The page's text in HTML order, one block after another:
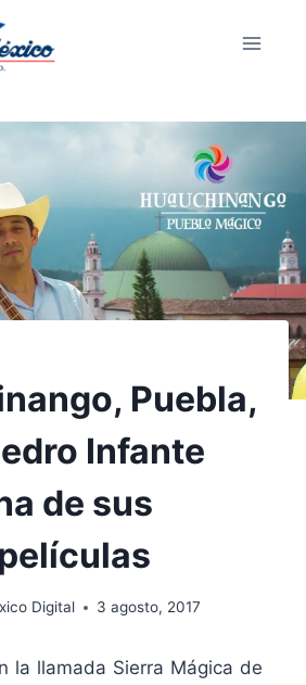
Puebla,
Infante
de sus
Digital 3 agosto, 2017
la llamada Sierra Mágica de